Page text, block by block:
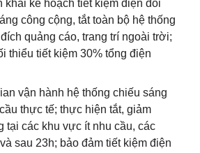
khai kế hoạch tiết kiệm điện đối
công cộng, tắt toàn bộ hệ thống
quảng cáo, trang trí ngoài trời;
thiểu tiết kiệm 30% tổng điện
vận hành hệ thống chiếu sáng
thực tế; thực hiện tắt, giảm
tại các khu vực ít nhu cầu, các
sau 23h; bảo đảm tiết kiệm điện